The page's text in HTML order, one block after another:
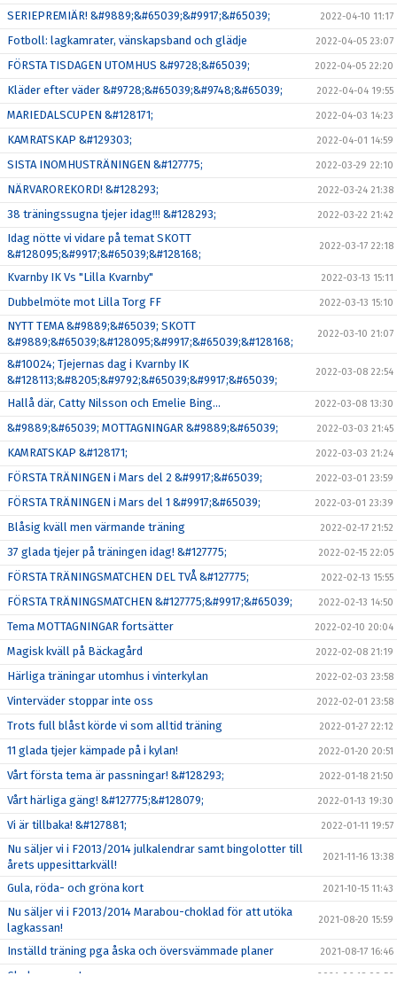
SERIEPREMIÄR! &#9889;&#65039;&#9917;&#65039; 2022-04-10 11:17
Fotboll: lagkamrater, vänskapsband och glädje 2022-04-05 23:07
FÖRSTA TISDAGEN UTOMHUS &#9728;&#65039; 2022-04-05 22:20
Kläder efter väder &#9728;&#65039;&#9748;&#65039; 2022-04-04 19:55
MARIEDALSCUPEN &#128171; 2022-04-03 14:23
KAMRATSKAP &#129303; 2022-04-01 14:59
SISTA INOMHUSTRÄNINGEN &#127775; 2022-03-29 22:10
NÄRVAROREKORD! &#128293; 2022-03-24 21:38
38 träningssugna tjejer idag!!! &#128293; 2022-03-22 21:42
Idag nötte vi vidare på temat SKOTT
&#128095;&#9917;&#65039;&#128168;
2022-03-17 22:18
Kvarnby IK Vs "Lilla Kvarnby" 2022-03-13 15:11
Dubbelmöte mot Lilla Torg FF 2022-03-13 15:10
NYTT TEMA &#9889;&#65039; SKOTT
&#9889;&#65039;&#128095;&#9917;&#65039;&#128168;
2022-03-10 21:07
&#10024; Tjejernas dag i Kvarnby IK
&#128113;&#8205;&#9792;&#65039;&#9917;&#65039;
2022-03-08 22:54
Hallå där, Catty Nilsson och Emelie Bing… 2022-03-08 13:30
&#9889;&#65039; MOTTAGNINGAR &#9889;&#65039; 2022-03-03 21:45
KAMRATSKAP &#128171; 2022-03-03 21:24
FÖRSTA TRÄNINGEN i Mars del 2 &#9917;&#65039; 2022-03-01 23:59
FÖRSTA TRÄNINGEN i Mars del 1 &#9917;&#65039; 2022-03-01 23:39
Blåsig kväll men värmande träning 2022-02-17 21:52
37 glada tjejer på träningen idag! &#127775; 2022-02-15 22:05
FÖRSTA TRÄNINGSMATCHEN DEL TVÅ &#127775; 2022-02-13 15:55
FÖRSTA TRÄNINGSMATCHEN &#127775;&#9917;&#65039; 2022-02-13 14:50
Tema MOTTAGNINGAR fortsätter 2022-02-10 20:04
Magisk kväll på Bäckagård 2022-02-08 21:19
Härliga träningar utomhus i vinterkylan 2022-02-03 23:58
Vinterväder stoppar inte oss 2022-02-01 23:58
Trots full blåst körde vi som alltid träning 2022-01-27 22:12
11 glada tjejer kämpade på i kylan! 2022-01-20 20:51
Vårt första tema är passningar! &#128293; 2022-01-18 21:50
Vårt härliga gäng! &#127775;&#128079; 2022-01-13 19:30
Vi är tillbaka! &#127881; 2022-01-11 19:57
Nu säljer vi i F2013/2014 julkalendrar samt bingolotter till
årets uppesittarkväll!
2021-11-16 13:38
Gula, röda- och gröna kort 2021-10-15 11:43
Nu säljer vi i F2013/2014 Marabou-choklad för att utöka
lagkassan!
2021-08-20 15:59
Inställd träning pga åska och översvämmade planer 2021-08-17 16:46
Glad sommar ! 2021-06-18 09:56